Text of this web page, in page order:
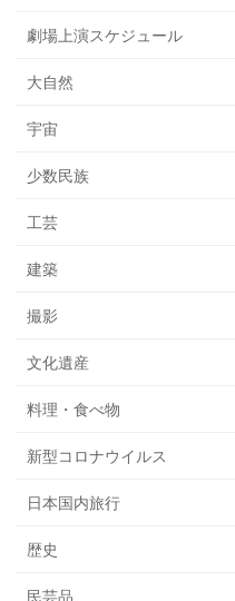
劇場上演スケジュール
大自然
宇宙
少数民族
工芸
建築
撮影
文化遺産
料理・食べ物
新型コロナウイルス
日本国内旅行
歴史
民芸品